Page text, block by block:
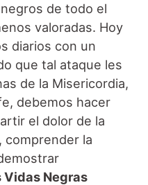
de todo el
valoradas. Hoy
diarios con un
que tal ataque les
de la Misericordia,
debemos hacer
el dolor de la
comprender la
Vidas Negras